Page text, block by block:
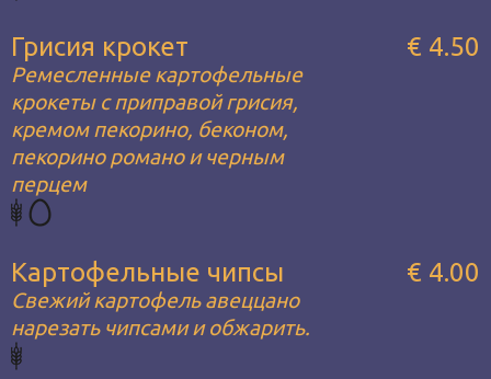
Грисия крокет
Ремесленные картофельные
крокеты с приправой грисия,
кремом пекорино, беконом,
пекорино романо и черным
перцем
€ 4.50
Картофельные чипсы
Свежий картофель авеццано
нарезать чипсами и обжарить.
€ 4.00